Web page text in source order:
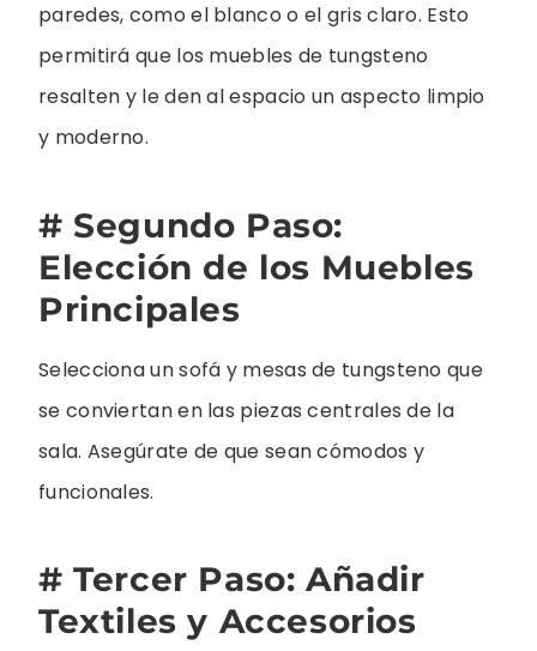
paredes, como el blanco o el gris claro. Esto
permitirá que los muebles de tungsteno
resalten y le den al espacio un aspecto limpio
y moderno.
# Segundo Paso:
Elección de los Muebles
Principales
Selecciona un sofá y mesas de tungsteno que
se conviertan en las piezas centrales de la
sala. Asegúrate de que sean cómodos y
funcionales.
# Tercer Paso: Añadir
Textiles y Accesorios